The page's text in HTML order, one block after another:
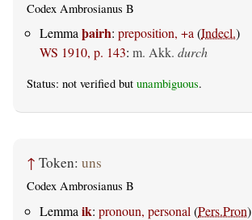
Codex Ambrosianus B
Lemmaþairh: preposition, +a(Indecl.)
WS 1910, p. 143: m. Akk. durch
Status: not verified but unambiguous.
↑ Token: uns
Codex Ambrosianus B
Lemma ik: pronoun, personal (Pers.Pron)